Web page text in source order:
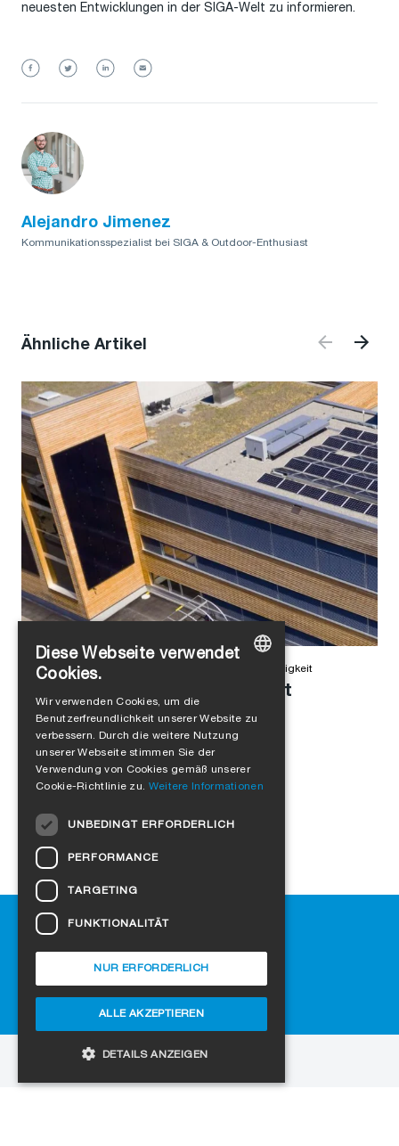
neuesten Entwicklungen in der SIGA-Welt zu informieren.
Alejandro Jimenez
Kommunikationsspezialist bei SIGA & Outdoor-Enthusiast
Ähnliche Artikel
Alejandro Jimenez Nachhaltigkeit
Wie sich mit Klebstoff die Welt
verbessern lässt
Hilfe
SIGA-Fachhändler finden
Häufig gestellte Fragen
Cookie-Einstellungen
ENGLISH
FRENCH
DANISH
LATVIAN
LITHUANIAN
Diese Webseite verwendet
Cookies.
Wir verwenden Cookies, um die
Benutzerfreundlichkeit unserer Website zu
verbessern. Durch die weitere Nutzung
unserer Webseite stimmen Sie der
Verwendung von Cookies gemäß unserer
Cookie-Richtlinie zu. Weitere Informationen
UNBEDINGT ERFORDERLICH
PERFORMANCE
TARGETING
FUNKTIONALITÄT
ALLE AKZEPTIEREN
NUR ERFORDERLICH
DETAILS ANZEIGEN